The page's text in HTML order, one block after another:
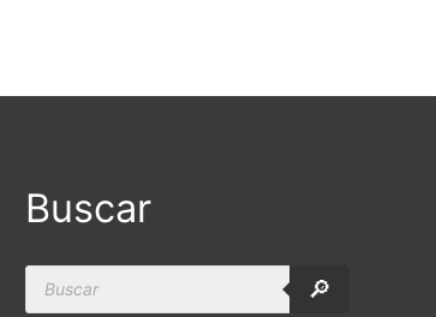
Buscar
Products
search
🔎